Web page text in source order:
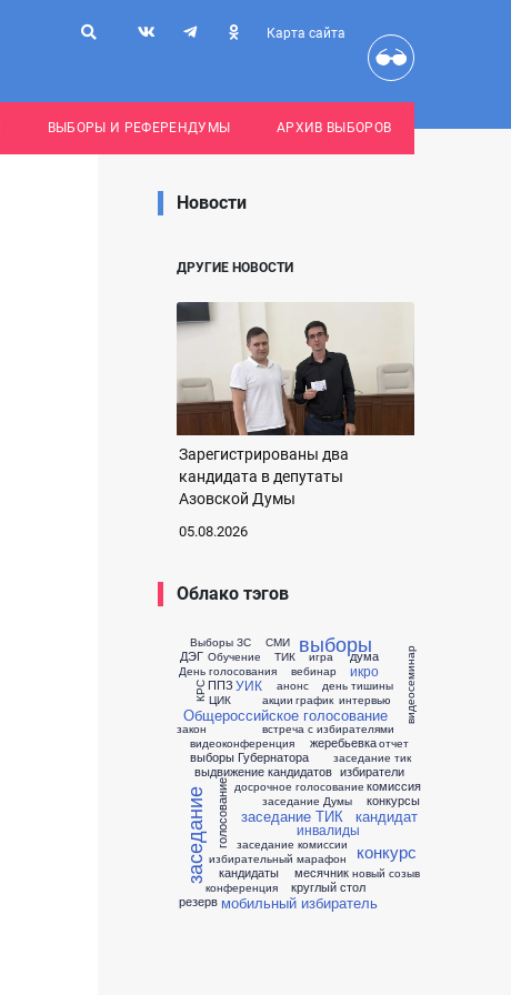
Карта сайта
ВЫБОРЫ И РЕФЕРЕНДУМЫ АРХИВ ВЫБОРОВ
Новости
ДРУГИЕ НОВОСТИ
Зарегистрированы два
кандидата в депутаты
Азовской Думы
05.08.2026
Облако тэгов
Выборы ЗС
ДЭГ
День голосования
КРС
Обучение
Общероссийское голосование
ППЗ
СМИ
ТИК
УИК
ЦИК акции
анонс
вебинар
видеоконференция
видеосеминар
встреча с избирателями
выборы
выборы Губернатора
выдвижение кандидатов
голосование
график
день тишины
досрочное голосование
дума
жеребьевка
закон
заседание заседание Думы
заседание ТИК
заседание комиссии
заседание тик
игра
избиратели
избирательный марафон
икро
инвалиды
интервью
кандидат
кандидаты
комиссия
конкурс
конкурсы
конференция круглый стол
месячник
мобильный избиратель
новый созыв
отчет
резерв